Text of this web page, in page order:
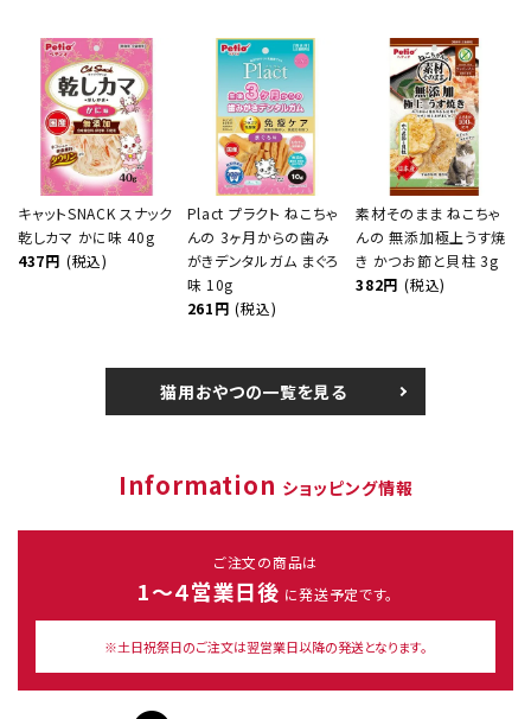
キャットSNACK スナック
乾しカマ かに味 40g
437円 (税込)
Plact プラクト ねこちゃ
んの 3ヶ月からの歯み
がきデンタルガム まぐろ
味 10g
261円 (税込)
素材そのまま ねこちゃ
んの 無添加極上うす焼
き かつお節と貝柱 3g
382円 (税込)
猫用おやつの一覧を見る
Information ショッピング情報
ご注文の商品は
1～４営業日後 に発送予定です。
※土日祝祭日のご注文は翌営業日以降の発送となります。